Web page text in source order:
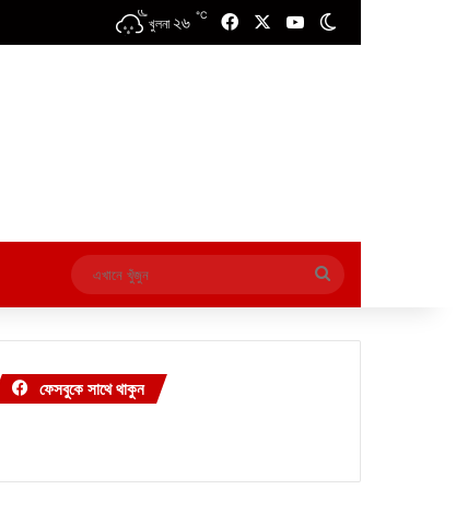
খুলনা ২৬ ℃ FacebookYouTube
এখানে
খুঁজুন
ফেসবুকে সাথে থাকুন